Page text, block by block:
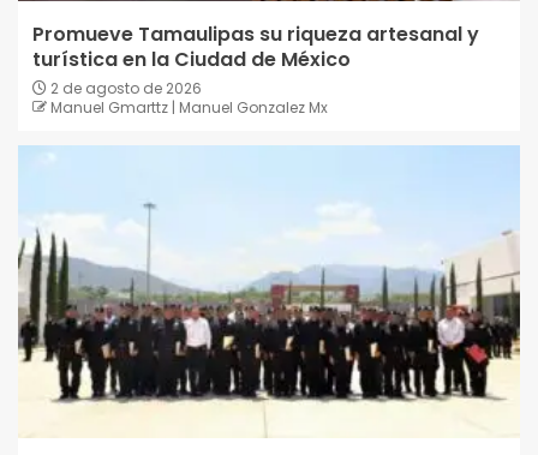
Promueve Tamaulipas su riqueza artesanal y
turística en la Ciudad de México
2 de agosto de 2026
Manuel Gmarttz | Manuel Gonzalez Mx